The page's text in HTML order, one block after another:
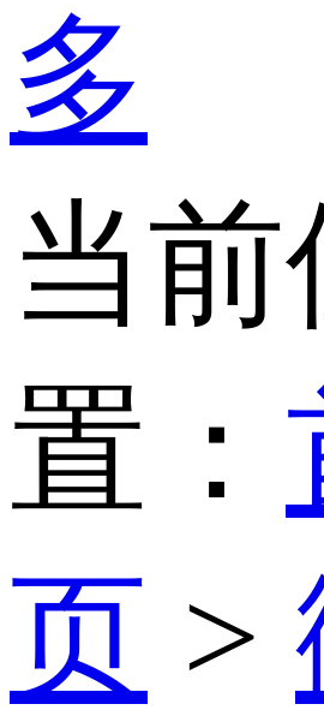
多
当前
置：
页 >